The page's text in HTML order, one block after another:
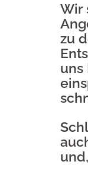
Wir
zu
uns